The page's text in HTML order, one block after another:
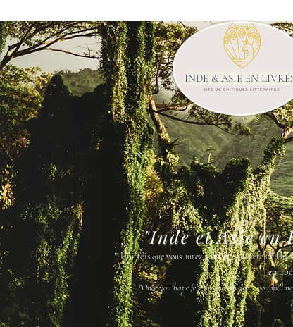
INDE & ASIE EN
"Une fois que vous aurez senti la poussière de
en
"Once you have felt the Indian dust, you will
-
"Inde et Asie en